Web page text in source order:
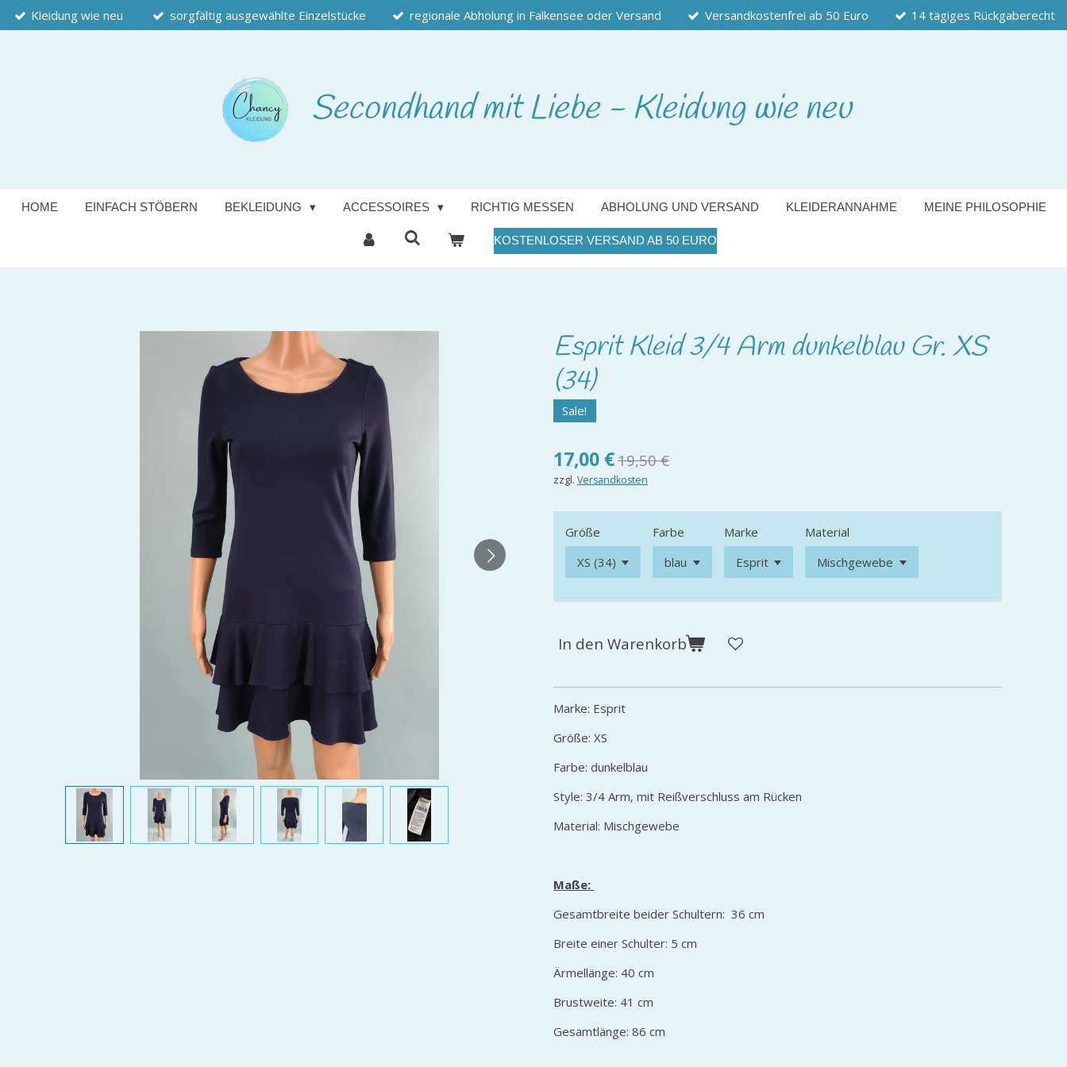
Zum
Hauptinhalt
Kleidung wie neu sorgfältig ausgewählte Einzelstücke regionale Abholung in Falkensee oder Versand Versandkostenfrei ab 50 Euro 14 tägiges Rückgaberecht
Secondhandmit Liebe - Kleidung wie neu
HOME EINFACH STÖBERN BEKLEIDUNG ACCESSOIRES RICHTIG MESSEN ABHOLUNG UND VERSAND KLEIDERANNAHME MEINE PHILOSOPHIE
KOSTENLOSER VERSAND AB 50 EURO
Esprit Kleid 3/4 Arm dunkelblau Gr. XS
(34)
Sale!
17,00 €19,50 €
zzgl. Versandkosten
Größe Farbe Marke Material
In den Warenkorb
Marke: Esprit
Größe: XS
Farbe: dunkelblau
Style: 3/4 Arm, mit Reißverschluss am Rücken
Material: Mischgewebe
Maße:
Gesamtbreite beider Schultern: 36 cm
Breite einer Schulter: 5 cm
Ärmellänge: 40 cm
Brustweite: 41 cm
Gesamtlänge: 86 cm